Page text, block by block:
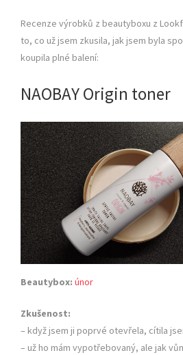
Recenze výrobků z beautyboxu z
to, co už jsem zkusila, jak jsem byla
koupila plné balení:
NAOBAY Origin toner
Beautybox: únor
Zkušenost:
– když jsem ji poprvé otevřela, cítila
– už ho mám vypotřebovaný, ale jak